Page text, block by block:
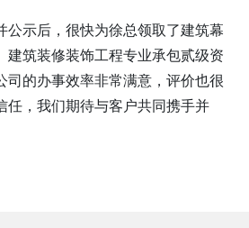
公示后，很快为徐总领取了建筑幕
建筑装修装饰工程专业承包贰级资
司的办事效率非常满意，评价也很
任，我们期待与客户共同携手并